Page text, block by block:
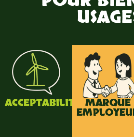
ACCEPTABILITÉ MARQUE